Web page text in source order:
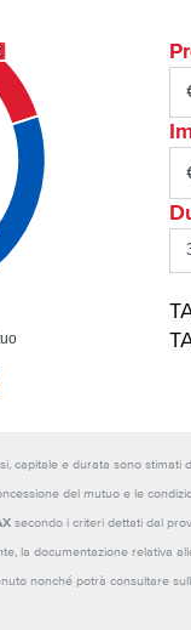
capitale e durata sono stimati
del mutuo e le
secondo i criteri dettati dal
la documentazione relativa
nonché potrà consultare